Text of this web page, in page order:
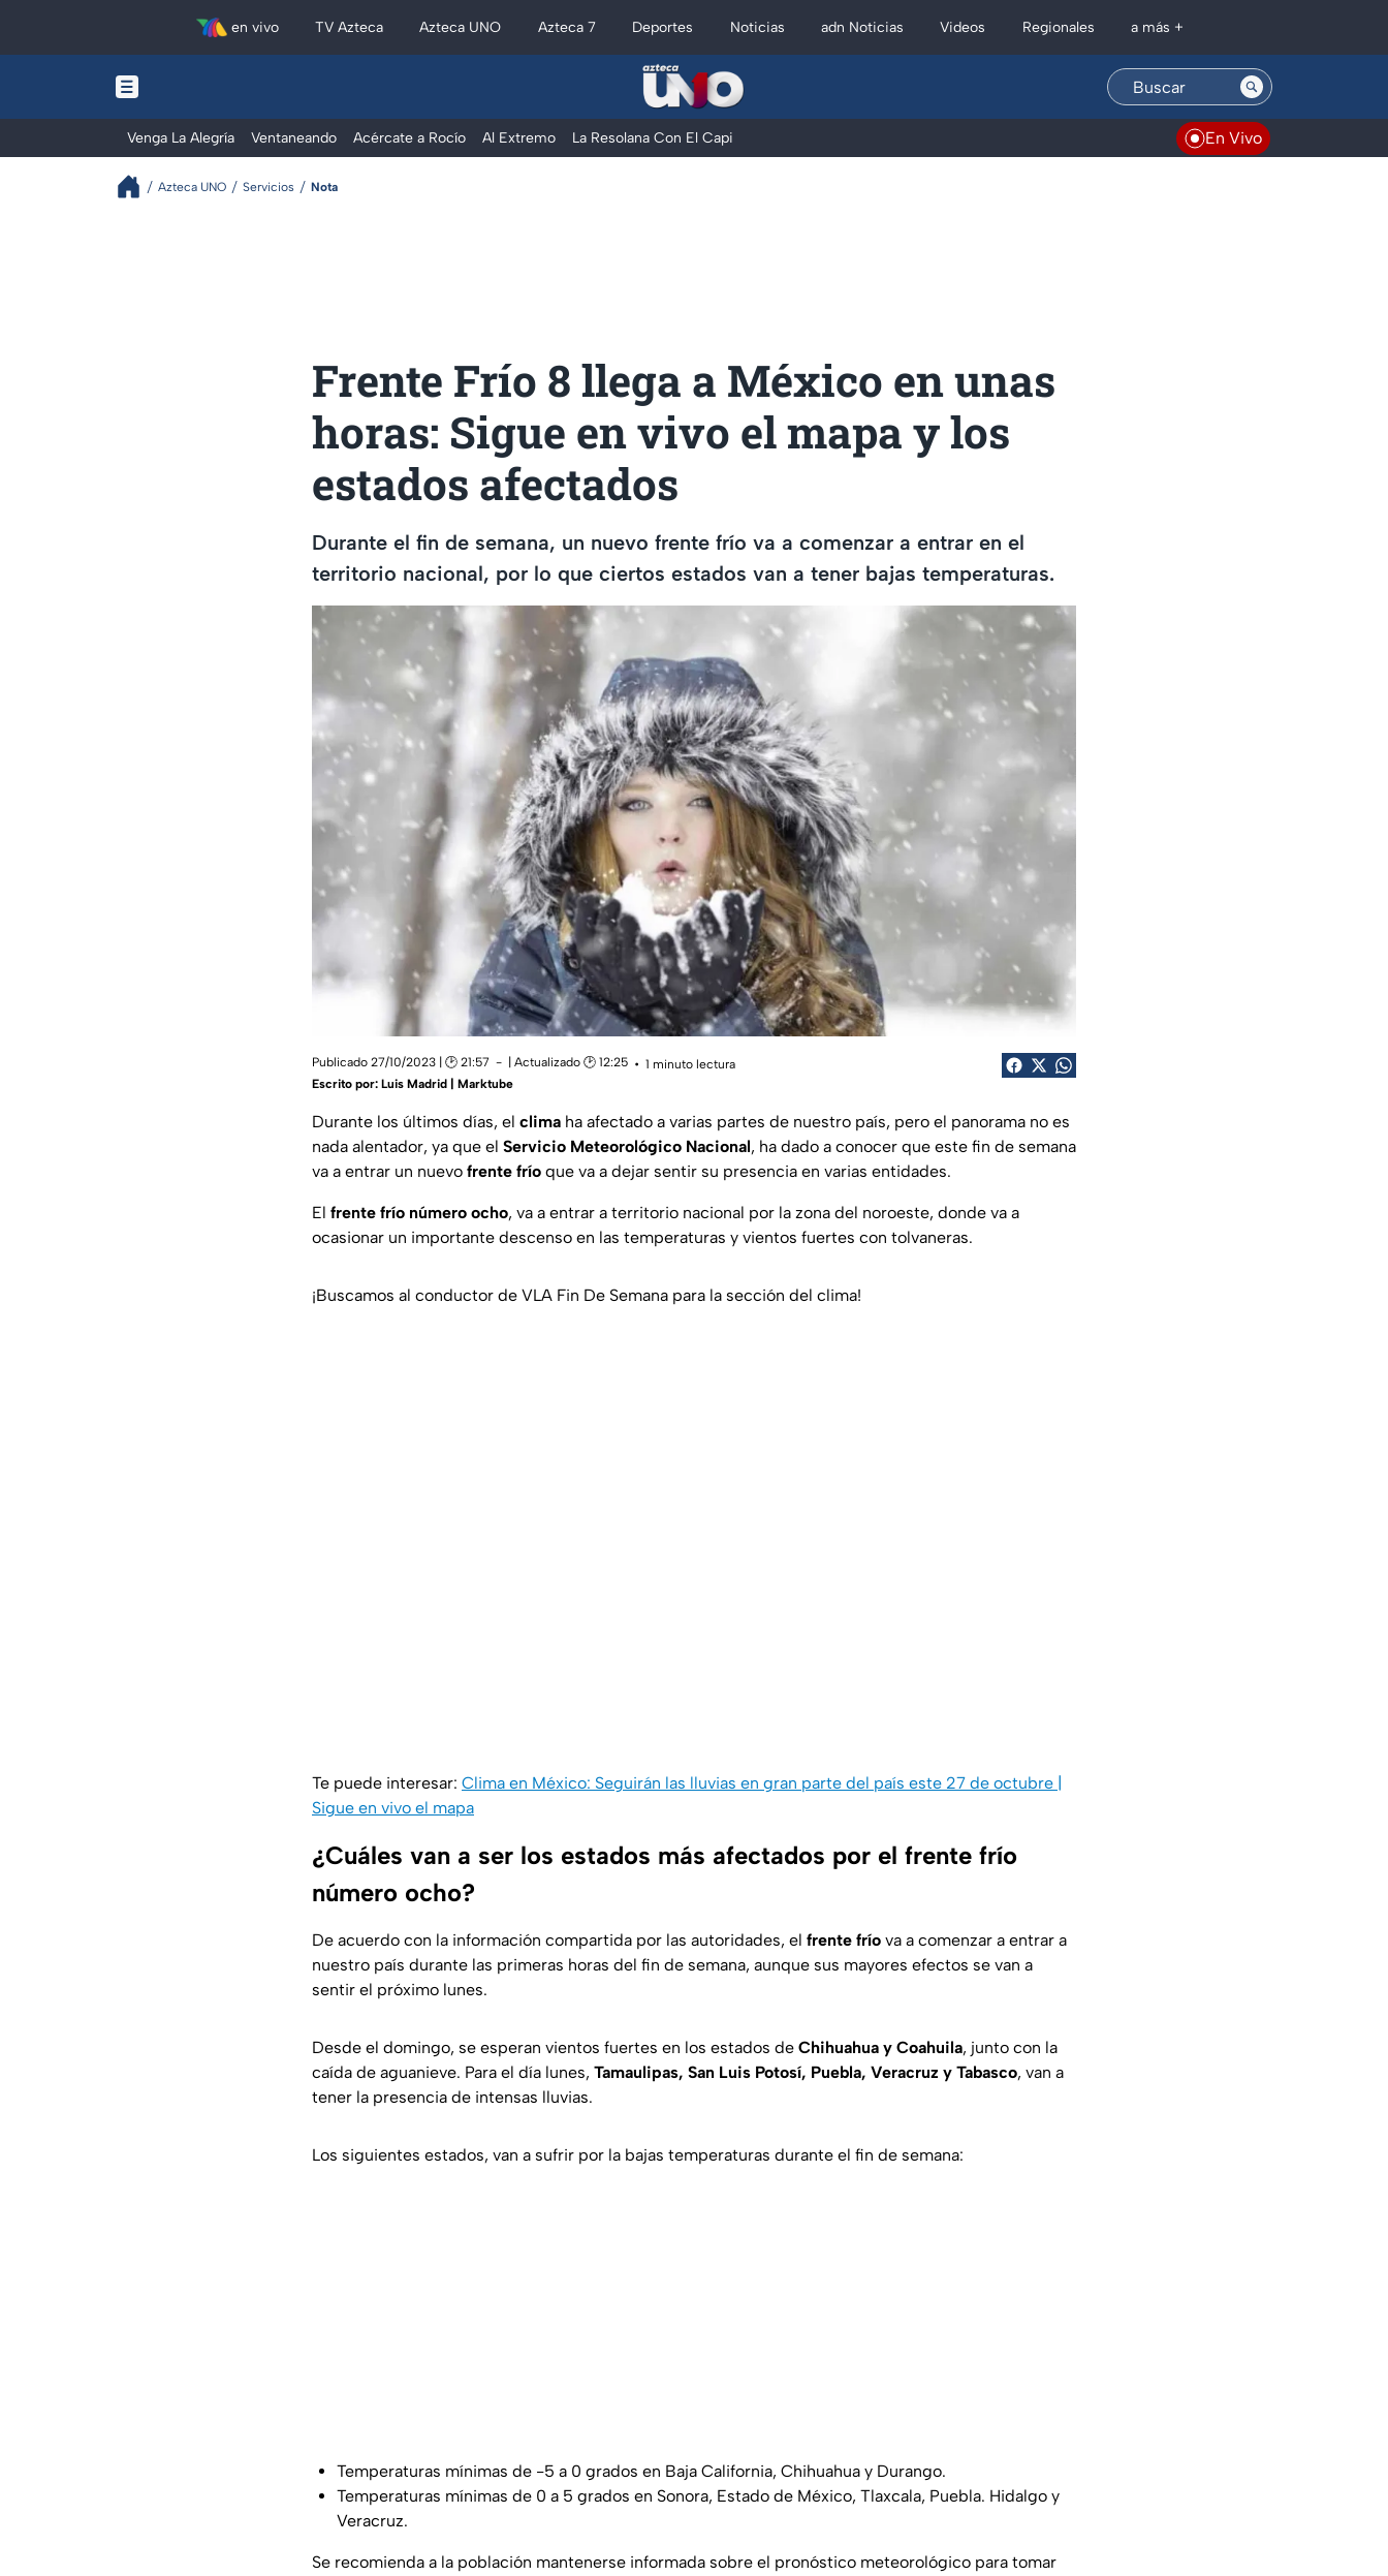
en vivo TV Azteca Azteca UNO Azteca 7 Deportes Noticias adn Noticias Videos Regionales a más +
Venga La Alegría Ventaneando Acércate a Rocío Al Extremo La Resolana Con El Capi En Vivo
Azteca UNO Servicios Nota
Frente Frío 8 llega a México en unas
horas: Sigue en vivo el mapa y los
estados afectados
Durante el fin de semana, un nuevo frente frío va a comenzar a entrar en el
territorio nacional, por lo que ciertos estados van a tener bajas temperaturas.
Publicado 27/10/2023 | 🕑 21:57 | Actualizado 🕑 12:25
1 minuto lectura
Escrito por: Luis Madrid | Marktube
Durante los últimos días, el clima ha afectado a varias partes de nuestro país, pero el panorama no es
nada alentador, ya que el Servicio Meteorológico Nacional, ha dado a conocer que este fin de semana
va a entrar un nuevo frente frío que va a dejar sentir su presencia en varias entidades.
El frente frío número ocho, va a entrar a territorio nacional por la zona del noroeste, donde va a
ocasionar un importante descenso en las temperaturas y vientos fuertes con tolvaneras.
¡Buscamos al conductor de VLA Fin De Semana para la sección del clima!
Te puede interesar: Clima en México: Seguirán las lluvias en gran parte del país este 27 de octubre |
Sigue en vivo el mapa
¿Cuáles van a ser los estados más afectados por el frente frío
número ocho?
De acuerdo con la información compartida por las autoridades, el frente frío va a comenzar a entrar a
nuestro país durante las primeras horas del fin de semana, aunque sus mayores efectos se van a
sentir el próximo lunes.
Desde el domingo, se esperan vientos fuertes en los estados de Chihuahua y Coahuila, junto con la
caída de aguanieve. Para el día lunes, Tamaulipas, San Luis Potosí, Puebla, Veracruz y Tabasco, van a
tener la presencia de intensas lluvias.
Los siguientes estados, van a sufrir por la bajas temperaturas durante el fin de semana:
Temperaturas mínimas de -5 a 0 grados en Baja California, Chihuahua y Durango.
Temperaturas mínimas de 0 a 5 grados en Sonora, Estado de México, Tlaxcala, Puebla. Hidalgo y
Veracruz.
Se recomienda a la población mantenerse informada sobre el pronóstico meteorológico para tomar